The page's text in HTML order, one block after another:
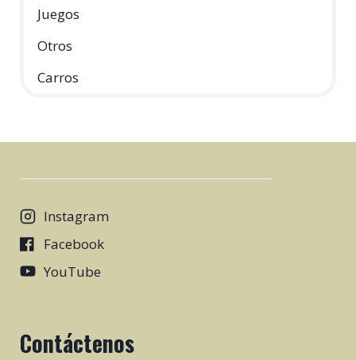
Juegos
Otros
Carros
Instagram
Facebook
YouTube
Contáctenos